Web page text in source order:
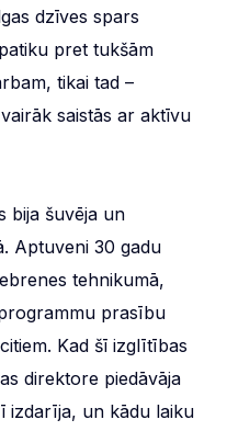
dzīves spars
pret tukšām
tikai tad –
saistās ar aktīvu
bija šuvēja un
Aptuveni 30 gadu
tehnikumā,
prasību
Kad šī izglītības
direktore piedāvāja
izdarīja, un kādu laiku